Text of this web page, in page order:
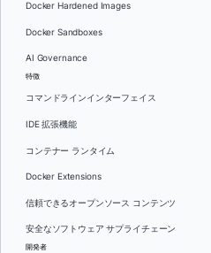
Docker Hardened Images
Docker Sandboxes
AI Governance
特徴
コマンドラインインターフェイス
IDE 拡張機能
コンテナー ランタイム
Docker Extensions
信頼できるオープンソース コンテンツ
安全なソフトウェア サプライチェーン
開発者